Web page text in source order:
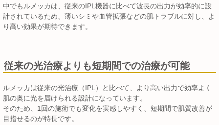
中でもルメッカは、従来のIPL機器に比べて波長の出力が効率的に設
計されているため、薄いシミや血管拡張などの肌トラブルに対し、よ
り高い効果が期待できます。
従来の光治療よりも短期間での治療が可能
ルメッカは従来の光治療（IPL）と比べて、より高い出力で効率よく
肌の奥に光を届けられる設計になっています。
そのため、1回の施術でも変化を実感しやすく、短期間で肌質改善が
目指せるのが特長です。